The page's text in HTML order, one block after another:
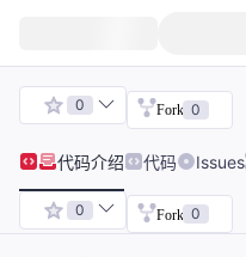
0 Fork 0
代码介绍 代码 Issues
0 Fork 0